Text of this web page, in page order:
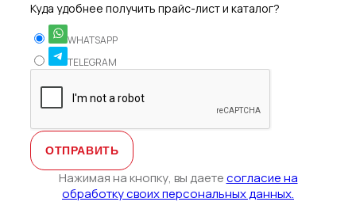
Куда удобнее получить прайс-лист и каталог?
WHATSAPP
TELEGRAM
Нажимая на кнопку, вы даетесогласие на
обработку своих персональных данных.